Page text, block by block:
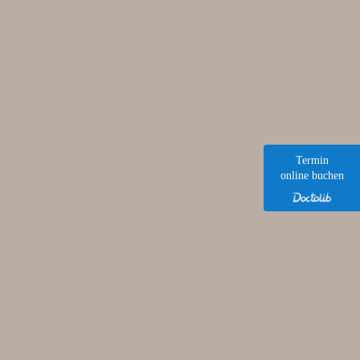
Termin
online buchen